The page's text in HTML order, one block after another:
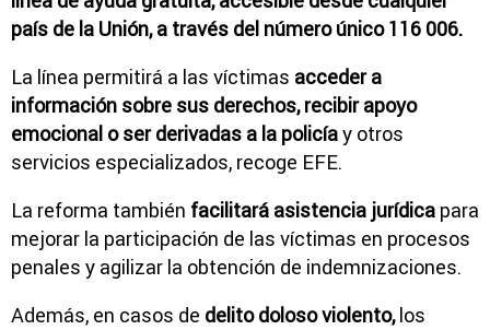
país de la Unión, a través del número único 116 006.
La línea permitirá a las víctimas acceder a
información sobre sus derechos, recibir apoyo
emocional o ser derivadas a la policíay otros
servicios especializados, recoge EFE.
La reforma también facilitará asistencia jurídica para
mejorar la participación de las víctimas en procesos
penales y agilizar la obtención de indemnizaciones.
Además, en casos de delito doloso violento,los